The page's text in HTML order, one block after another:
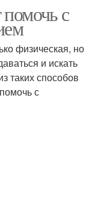
с
физическая, но
и искать
таких способов
с